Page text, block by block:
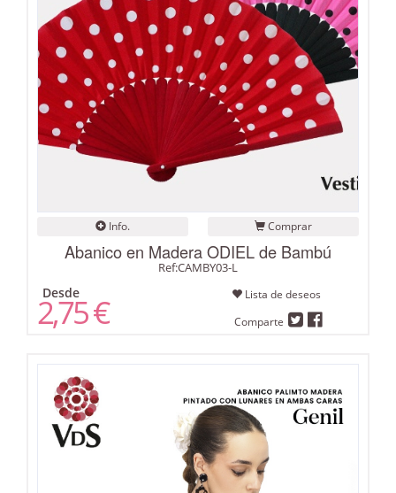
Info. Comprar
Abanico en Madera ODIEL de Bambú
Ref:CAMBY03-L
Desde Lista de deseos
2,75 € Comparte